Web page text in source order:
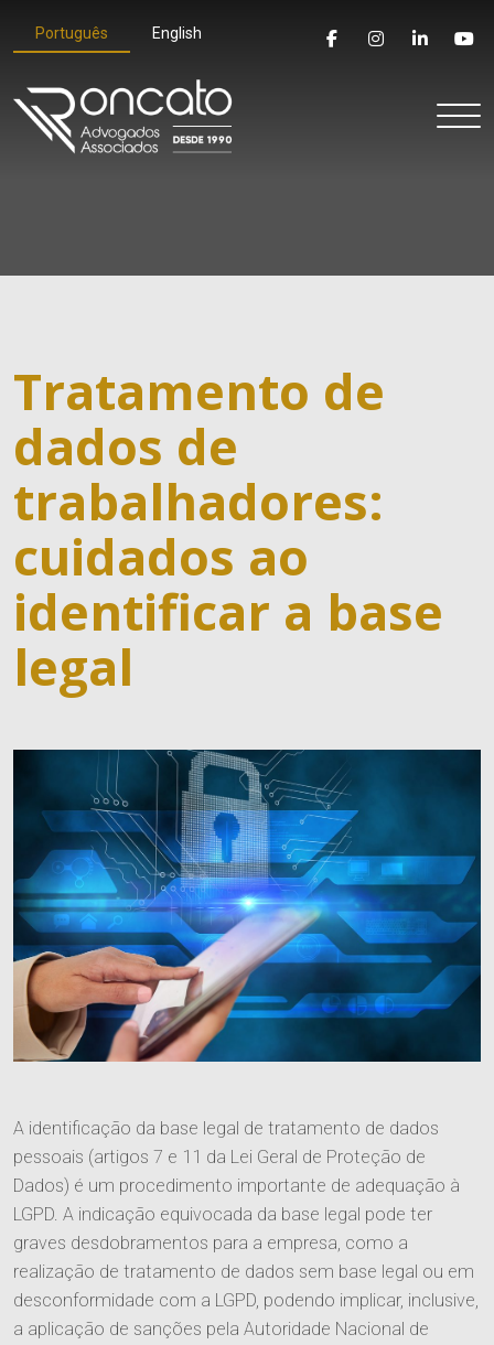
Português English
Tratamento de
dados de
trabalhadores:
cuidados ao
identificar a base
legal
A identificação da base legal de tratamento de dados
pessoais (artigos 7 e 11 da Lei Geral de Proteção de
Dados) é um procedimento importante de adequação à
LGPD. A indicação equivocada da base legal pode ter
graves desdobramentos para a empresa, como a
realização de tratamento de dados sem base legal ou em
desconformidade com a LGPD, podendo implicar, inclusive,
a aplicação de sanções pela Autoridade Nacional de